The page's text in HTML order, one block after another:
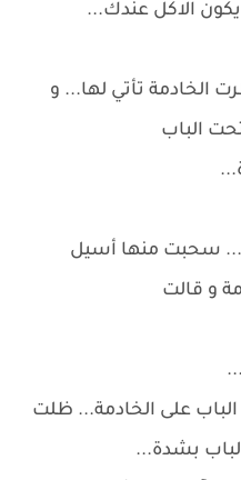
الاكل عندك...
الخادمة تأتي لها... و
الباب
سحبت منها أسيل
و قالت
على الخادمة... ظلت
بشدة...